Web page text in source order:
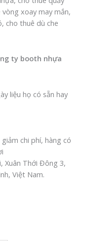
xoay may mắn,
cho thuê dù che
ty booth nhựa
liệu họ có sẵn hay
chi phí, hàng có
Xuân Thới Đông 3,
Việt Nam.